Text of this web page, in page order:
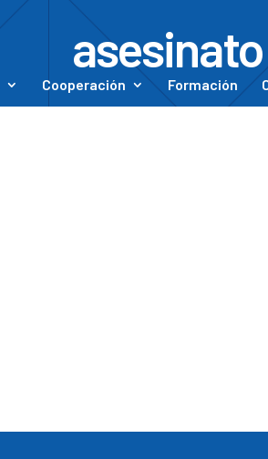
Cooperación Formación
asesinato